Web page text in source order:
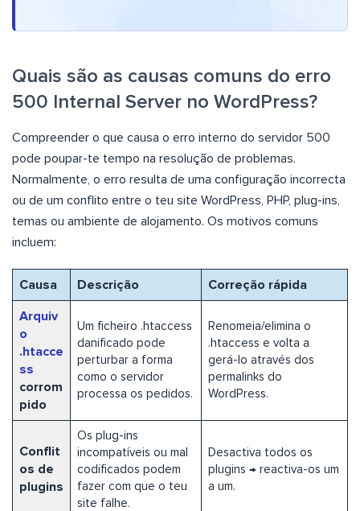
Quais são as causas comuns do erro
500 Internal Server no WordPress?
Compreender o que causa o erro interno do servidor 500
pode poupar-te tempo na resolução de problemas.
Normalmente, o erro resulta de uma configuração incorrecta
ou de um conflito entre o teu site WordPress, PHP, plug-ins,
temas ou ambiente de alojamento. Os motivos comuns
incluem:
Causa Descrição Correção rápida
Arquiv
o
.htacce
ss
corrom
pido
Um ficheiro .htaccess
danificado pode
perturbar a forma
como o servidor
processa os pedidos.
Renomeia/elimina o
.htaccess e volta a
gerá-lo através dos
permalinks do
WordPress.
Conflit
os de
plugins
Os plug-ins
incompatíveis ou mal
codificados podem
fazer com que o teu
site falhe.
Desactiva todos os
plugins → reactiva-os um
a um.